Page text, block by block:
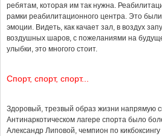
ребятам, которая им так нужна.
рамки реабилитационного центра. Это
эмоции. Видеть, как качает зал, в воздух
воздушных шаров, с пожеланиями на
улыбки, это многого стоит.
Спорт, спорт, спорт...
Здоровый, трезвый образ жизни напрямую
Антинаркотическом лагере спорта было
Александр Липовой, чемпион по